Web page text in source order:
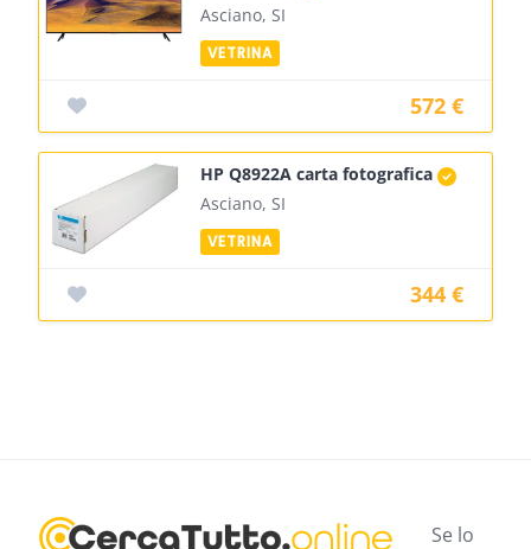
Asciano, SI
572 €
HP Q8922A carta fotografica
Asciano, SI
344 €
Se lo